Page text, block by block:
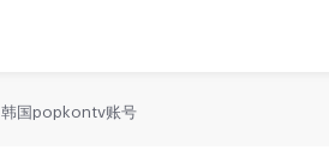
韩国popkontv账号